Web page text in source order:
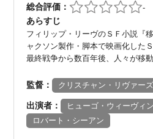
総合評価： -
あらすじ
フィリップ・リーヴのＳＦ小説『
ャクソン製作・脚本で映画化した
最終戦争から数百年後、人々が移
監督： クリスチャン・リヴァーズ
出演者： ヒューゴ・ウィーヴィ
ロバート・シーアン